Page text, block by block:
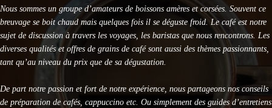
Nous sommes un groupe d’amateurs de boissons amères et corsées. Souvent ce
breuvage se boit chaud mais quelques fois il se déguste froid. Le café est notre
sujet de discussion à travers les voyages, les baristas que nous rencontrons. Les
diverses qualités et offres de grains de café sont aussi des thèmes passionnants,
tant qu’au niveau du prix que de sa dégustation.
De part notre passion et fort de notre expérience, nous partageons nos conseils
de préparation de cafés, cappuccino etc. Ou simplement des guides d’entretiens